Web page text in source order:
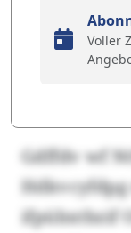
Voller
Gdffdv wf
ifpübxtbzif